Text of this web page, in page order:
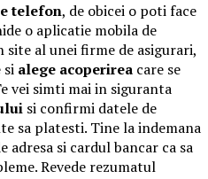
telefon, de obicei o poti face
o aplicatie mobila de
site al unei firme de asigurari,
si alege acoperirea care se
vei simti mai in siguranta
si confirmi datele de
sa platesti. Tine la indemana
adresa si cardul bancar ca sa
Revede rezumatul